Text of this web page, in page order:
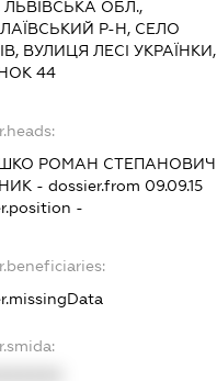
ЛЬВІВСЬКА ОБЛ.,
Р-Н, СЕЛО
ВУЛИЦЯ ЛЕСІ УКРАЇНКИ,
44
РОМАН СТЕПАНОВИЧ
- dossier.from 09.09.15
-